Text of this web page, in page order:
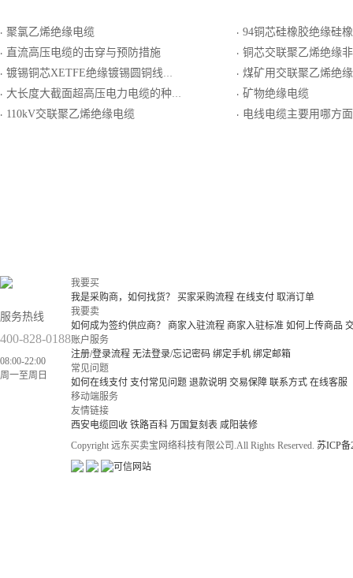
· 聚氯乙烯绝缘电缆
· 直流高压电缆的击穿与预防措施
· 镀锡铜芯XETFE绝缘镀锡圆铜线编织屏蔽电线电缆
· 大长度大截面超高压电力电缆的种类
· 110kV交联聚乙烯绝缘电缆
· 94铜芯硅橡胶绝缘硅橡
· 铜芯交联聚乙烯绝缘非磁性金属带铠装聚
· 煤矿用交联聚乙烯绝缘粗钢丝铠装聚
· 矿物绝缘电缆
· 电线电缆主要用哪方面
服务热线
400-828-0188
08:00-22:00
周一至周日
我要买
我是采购商，如何找货？
买家采购流程 在线支付 取消订单
我要卖
如何成为签约供应商？
商家入驻流程 商家入驻标准 如何上传商品
账户服务
注册/登录流程 无法登录/忘记密码 绑定手机 绑定邮箱
常见问题
如何在线支付 支付常见问题 退款说明 交易保障 联系方式 在线客服
移动端服务
友情链接
西安电缆回收 铁路百科 万国复刻表 咸阳装修
Copyright 远东买卖宝网络科技有限公司.All Rights Reserved. 苏ICP备